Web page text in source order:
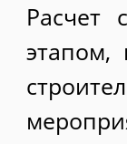
Расчет
этапом,